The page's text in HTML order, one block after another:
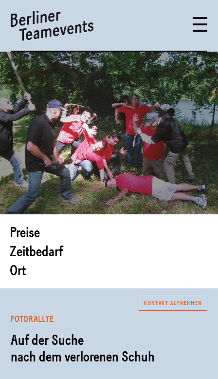
KONTAKT AUFNEHMEN
Preise
Zeitbedarf
Ort
FOTORALLYE
Auf der Suche
nach dem verlorenen Schuh